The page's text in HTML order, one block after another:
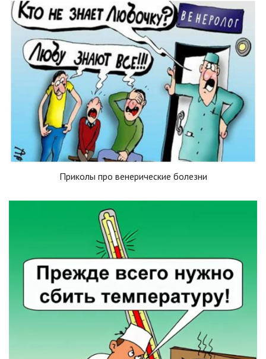
Приколы про венерические болезни